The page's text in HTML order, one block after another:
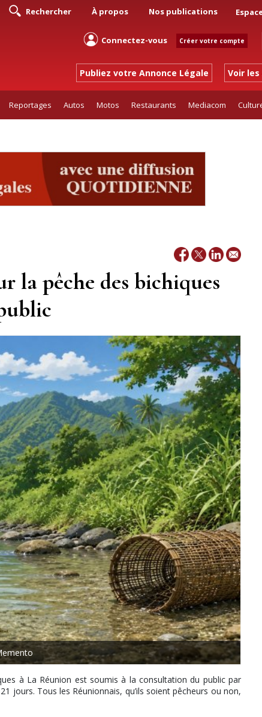
Rechercher À propos Nos publications
Connectez-vous Créer votre compte
Publiez votre Annonce Légale Voir
Reportages Autos Motos Restaurants Mediacom
la pêche des bichiques
à La Réunion est soumis à la consultation du public par
jours. Tous les Réunionnais, qu’ils soient pêcheurs ou non,